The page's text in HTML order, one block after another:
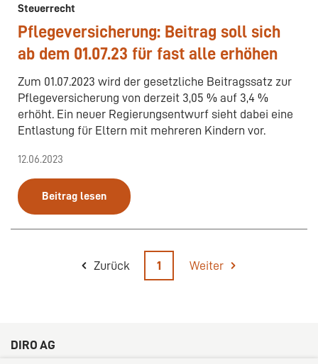
Steuerrecht
Pflegeversicherung: Beitrag soll sich
ab dem 01.07.23 für fast alle erhöhen
Zum 01.07.2023 wird der gesetzliche Beitragssatz zur
Pflegeversicherung von derzeit 3,05 % auf 3,4 %
erhöht. Ein neuer Regierungsentwurf sieht dabei eine
Entlastung für Eltern mit mehreren Kindern vor.
12.06.2023
Beitrag lesen
Zurück 1 Weiter
DIRO AG